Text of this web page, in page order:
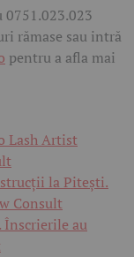
0751.023.023
rămase sau intră
pentru a afla mai
Lash Artist
la Pitești.
Consult
Înscrierile au